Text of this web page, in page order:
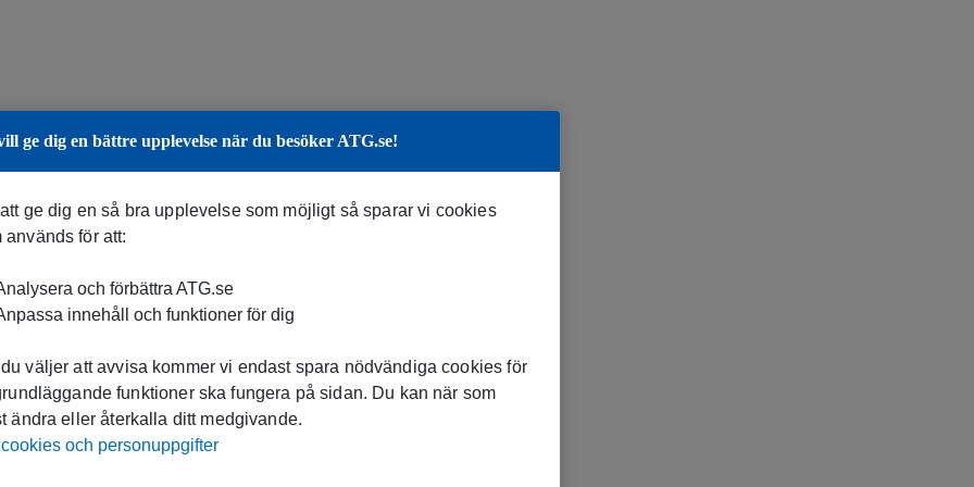
ge dig en bättre upplevelse när du besöker ATG.se!
ge dig en så bra upplevelse som möjligt så sparar vi cookies
används för att:
och förbättra ATG.se
innehåll och funktioner för dig
väljer att avvisa kommer vi endast spara nödvändiga cookies för
funktioner ska fungera på sidan. Du kan när som
ändra eller återkalla ditt medgivande.
och personuppgifter